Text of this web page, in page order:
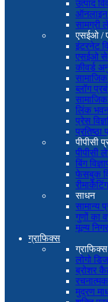
उत्पाद
ऑनलाइन
सामग्री
एसईओ /
इंटरनेट
एसईओ
कीवर्ड
सामाजिक
ब्लॉग
लिंक
प्रेस
प्रतिष्ठा
पीपीसी
पीपीसी
बिंग
फेसबुक
साधन
सामान्य
गुणों का
मूल्य
ग्राफिक्स
लोगो
ब्रोशर
मुद्रण